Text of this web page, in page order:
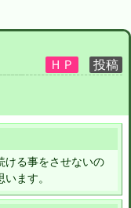
ける事をさせないの
ます。